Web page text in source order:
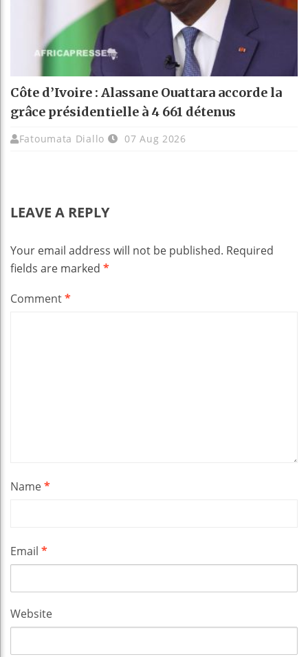
Côte d’Ivoire : Alassane Ouattara accorde la
grâce présidentielle à 4 661 détenus
Fatoumata Diallo 07 Aug 2026
LEAVE A REPLY
Your email address will not be published. Required
fields are marked *
Comment*
Name*
Email *
Website